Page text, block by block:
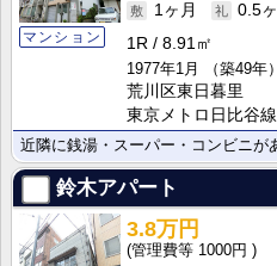
マンション
1ヶ月
0.5
1R
8.91㎡
1977年1月
（築49年）
荒川区東日暮里
東京メトロ日比谷
近隣に銭湯・スーパー・コンビニが
鈴木アパート
3.8万円
1000円